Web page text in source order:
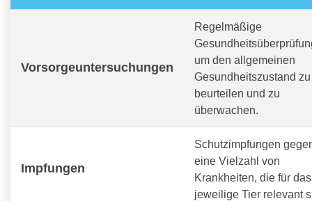
Vorsorgeuntersuchungen
Regelmäßige
um den allgemeinen
Gesundheitszustand zu
beurteilen und zu
überwachen.
Impfungen
Schutzimpfungen
eine Vielzahl von
Krankheiten, die für das
jeweilige Tier relevant